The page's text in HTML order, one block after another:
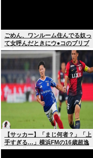
ごめん、ワンルーム住んでる奴っ
て女呼んだときにウ●コのブリブ
リ音どうしてんの？？
【サッカー】「まじ何者？」「上
手すぎる…」横浜FMの16歳超逸
材が開幕Jデビュー戦で魅せた”衝